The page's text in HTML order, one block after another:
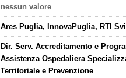
nessun valore
Ares Puglia, InnovaPuglia, RTI
Dir. Serv. Accreditamento e
Assistenza Ospedaliera
Territoriale e Prevenzione